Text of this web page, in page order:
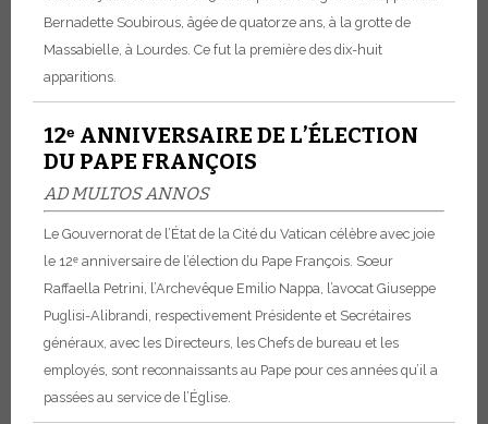
Bernadette Soubirous, âgée de quatorze ans, à la grotte de
Massabielle, à Lourdes. Ce fut la première des dix-huit
apparitions.
12ᵉ ANNIVERSAIRE DE L’ÉLECTION
DU PAPE FRANÇOIS
AD MULTOS ANNOS
Le Gouvernorat de l’État de la Cité du Vatican célèbre avec joie
le 12ᵉ anniversaire de l’élection du Pape François. Sœur
Raffaella Petrini, l’Archevêque Emilio Nappa, l’avocat Giuseppe
Puglisi-Alibrandi, respectivement Présidente et Secrétaires
généraux, avec les Directeurs, les Chefs de bureau et les
employés, sont reconnaissants au Pape pour ces années qu’il a
passées au service de l’Église.